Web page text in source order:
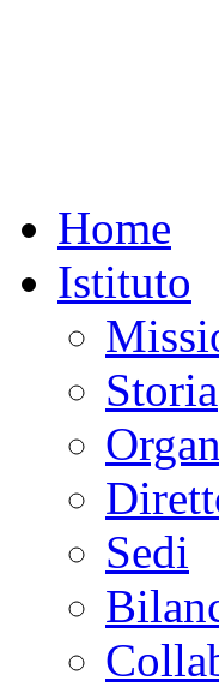
Home
Istituto
Storia
Sedi